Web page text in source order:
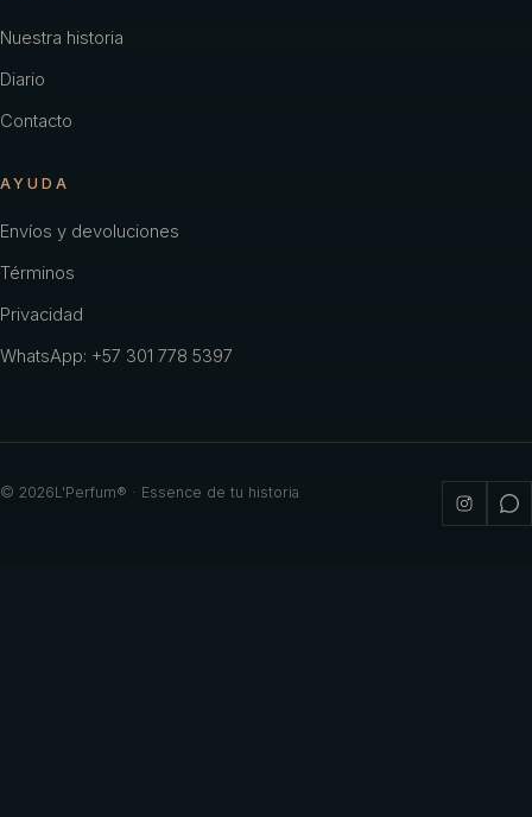
Nuestra historia
Diario
Contacto
AYUDA
Envíos y devoluciones
Términos
Privacidad
WhatsApp: +57 301 778 5397
© 2026L'Perfum® · Essence de tu historia